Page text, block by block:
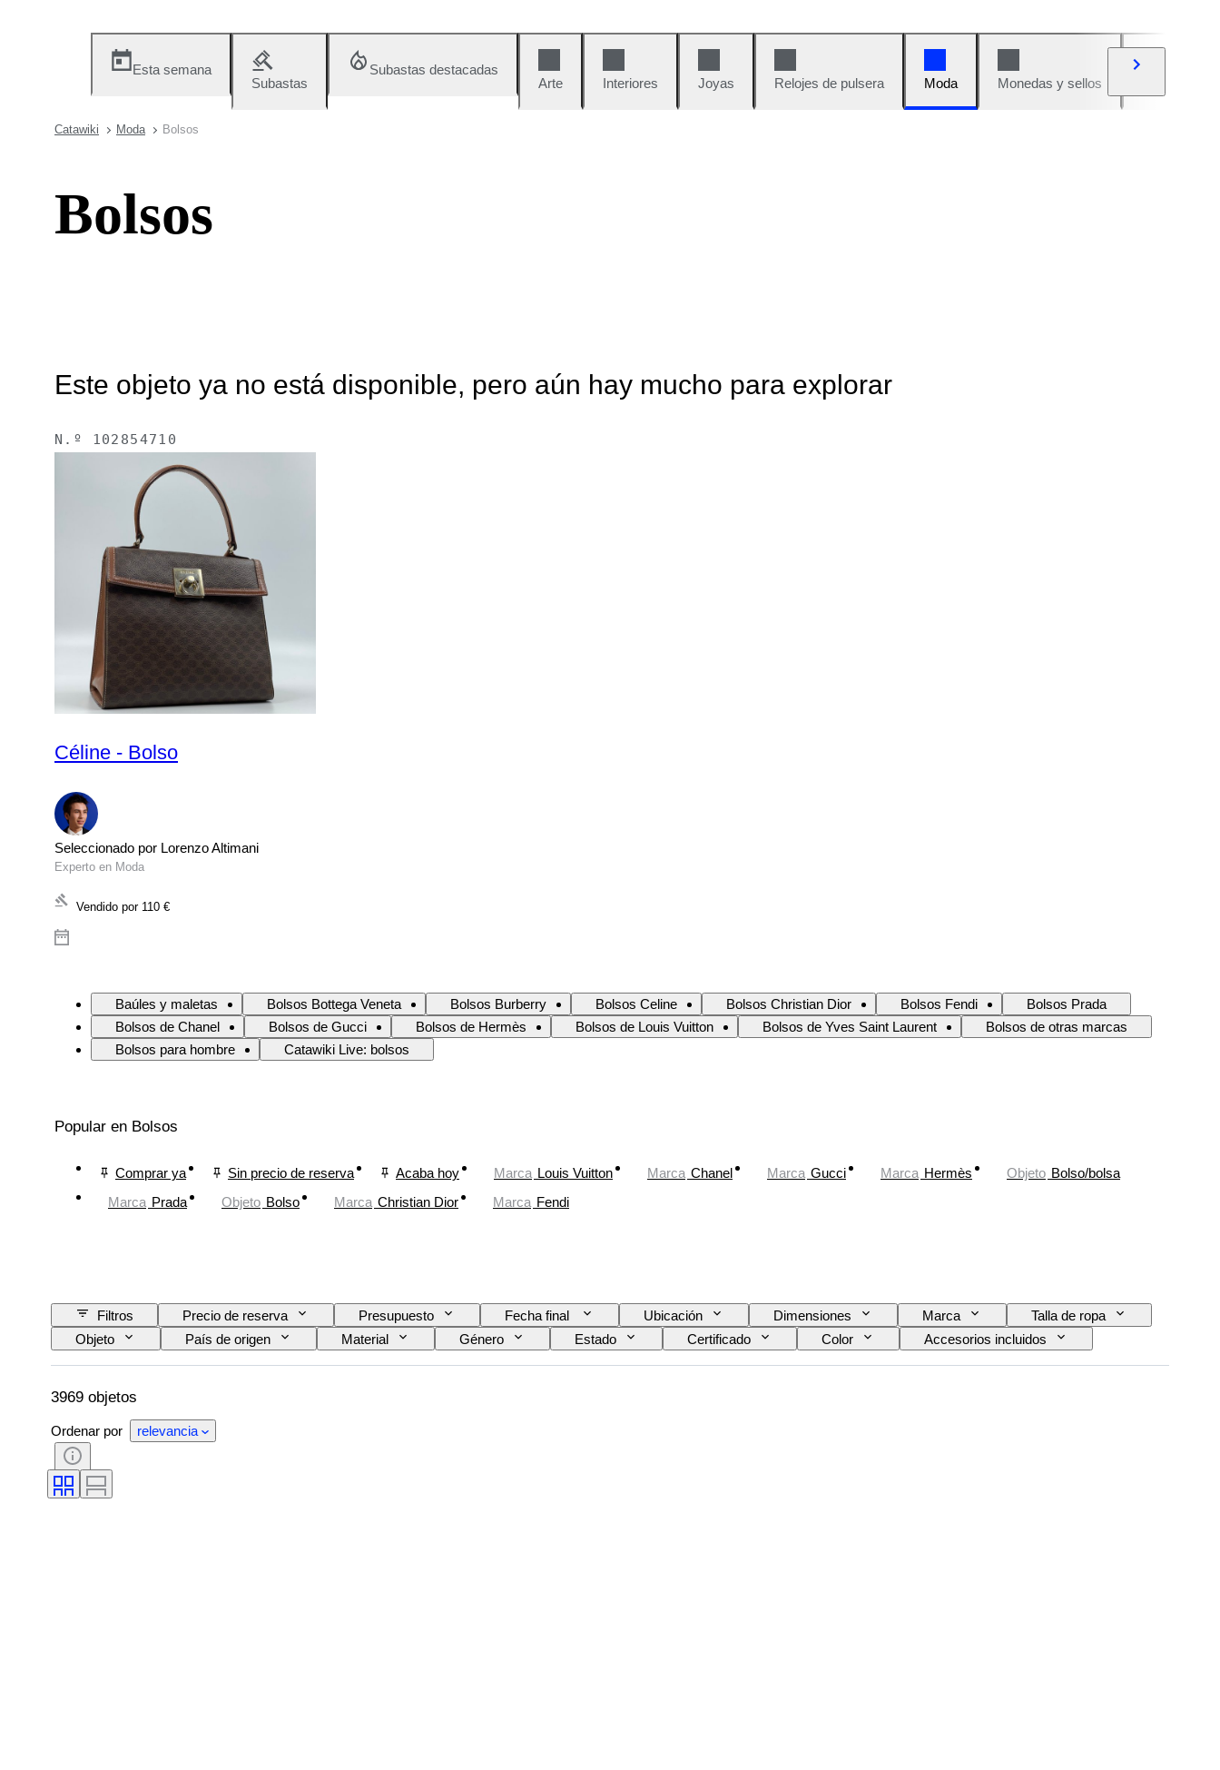
Esta semana
Subastas
Subastas destacadas
Arte
Interiores Joyas Relojes de pulsera Moda Monedas y sellos
Catawiki Moda Bolsos
Bolsos
Este objeto ya no está disponible, pero aún hay mucho para explorar
N.º 102854710
Céline - Bolso
Seleccionado por Lorenzo Altimani
Experto en Moda
Vendido por 110 €
Baúles y maletas Bolsos Bottega Veneta Bolsos Burberry Bolsos Celine Bolsos Christian Dior Bolsos Fendi
Bolsos Prada
Bolsos de Chanel
Bolsos de Gucci Bolsos de Hermès Bolsos de Louis Vuitton Bolsos de Yves Saint Laurent
Bolsos de otras marcas
Bolsos para hombre
Catawiki Live: bolsos
Popular en Bolsos
Comprar ya Sin precio de reserva Acaba hoy Marca Louis Vuitton Marca Chanel Marca Gucci Marca Hermès Objeto Bolso/bolsa
Marca Prada Objeto Bolso Marca Christian Dior Marca Fendi
Filtros Precio de reserva Presupuesto Fecha final Ubicación Dimensiones Marca
Talla de ropa
Objeto
País de origen Material Género Estado Certificado Color
Accesorios incluidos
Motivo
Era Tamaño del artículo Modelo Talla de calzado
3969 objetos
Ordenar por relevancia